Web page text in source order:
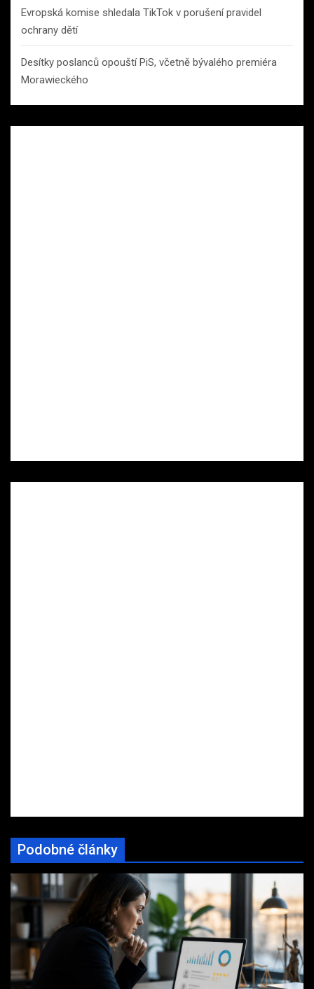
Evropská komise shledala TikTok v porušení pravidel
ochrany dětí
Desítky poslanců opouští PiS, včetně bývalého premiéra
Morawieckého
Podobné články